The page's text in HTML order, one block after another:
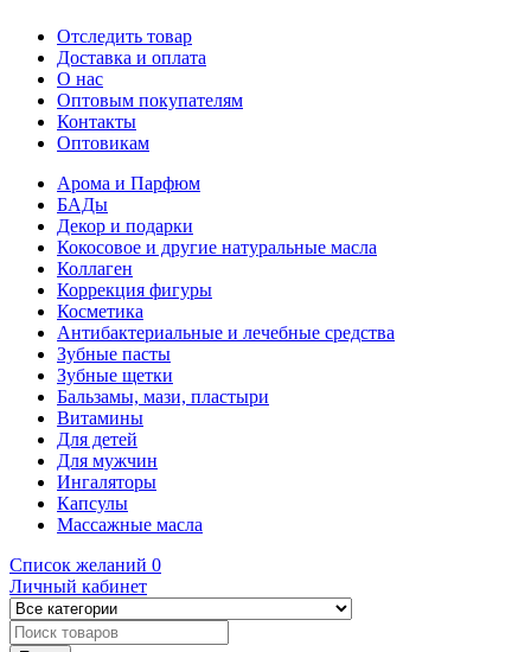
Отследить товар
Доставка и оплата
О нас
Оптовым покупателям
Контакты
Оптовикам
Арома и Парфюм
БАДы
Декор и подарки
Кокосовое и другие натуральные масла
Коллаген
Коррекция фигуры
Косметика
Антибактериальные и лечебные средства
Зубные пасты
Зубные щетки
Бальзамы, мази, пластыри
Витамины
Для детей
Для мужчин
Ингаляторы
Капсулы
Массажные масла
Список желаний 0
Личный кабинет